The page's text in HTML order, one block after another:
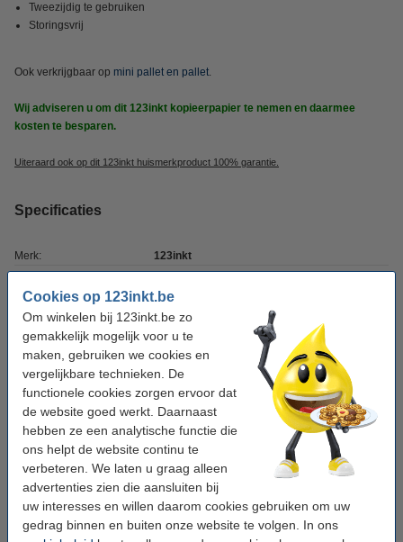
Cookies op 123inkt.be
Om winkelen bij 123inkt.be zo
gemakkelijk mogelijk voor u te
maken, gebruiken we cookies en
vergelijkbare technieken. De
functionele cookies zorgen ervoor dat
de website goed werkt. Daarnaast
hebben ze een analytische functie die
ons helpt de website continu te
verbeteren. We laten u graag alleen
advertenties zien die aansluiten bij
uw interesses en willen daarom cookies gebruiken om uw
gedrag binnen en buiten onze website te volgen. In ons
Tweezijdig te gebruiken
Storingsvrij
Ook verkrijgbaar op mini pallet en pallet.
Wij adviseren u om dit 123inkt kopieerpapier te nemen en daarmee
kosten te besparen.
Uiteraard ook op dit 123inkt huismerkproduct 100% garantie.
Specificaties
Merk: 123inkt
Aantal pakken: 5 pakken (doos)
Papierformaat:
Aantal vellen: 2.500 vellen
Verpakkingseenheid: doos
Winstpakker!
123inkt kopieerpapier 4 dozen van 2500 vellen